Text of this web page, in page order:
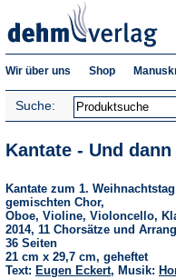
Wir über uns Shop
Suche:
Kantate - Und
Kantate zum 1.
gemischten Chor,
Oboe, Violine, Violoncello,
2014, 11 Chorsätze und
36 Seiten
21 cm x 29,7 cm, geheftet
Text: Eugen Eckert, Musik: